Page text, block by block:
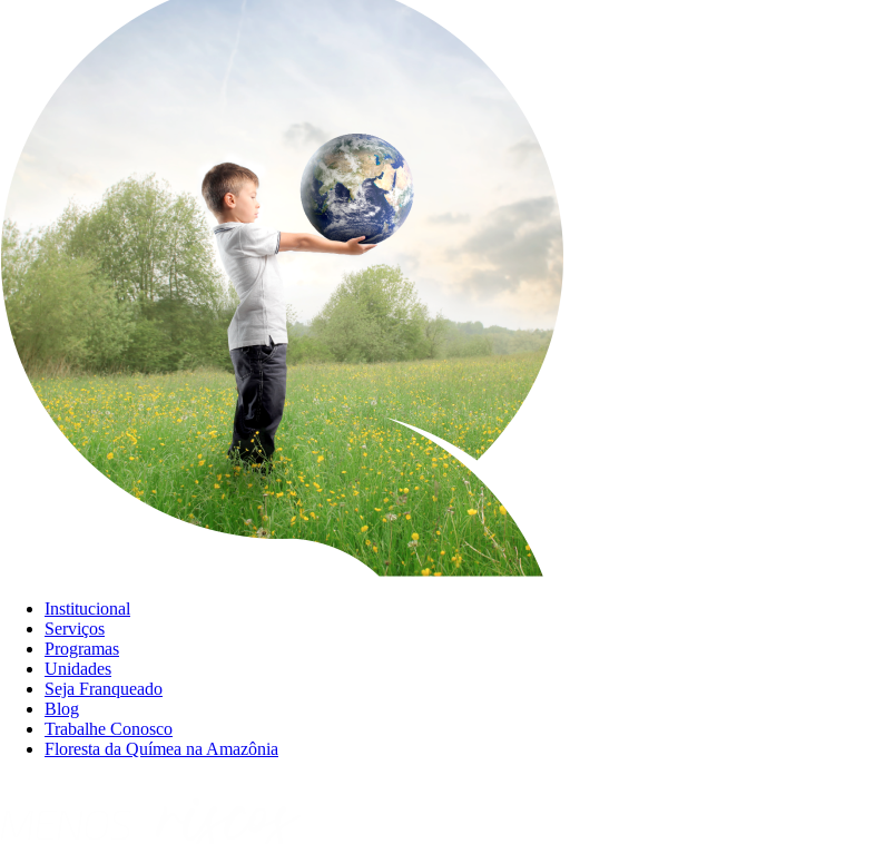
Institucional
Serviços
Programas
Unidades
Seja Franqueado
Blog
Trabalhe Conosco
Floresta da Químea na Amazônia